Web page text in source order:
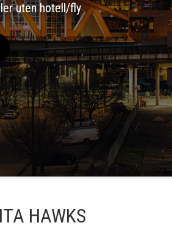
uten hotell/fly
HAWKS